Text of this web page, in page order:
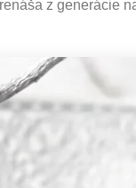
z generácie